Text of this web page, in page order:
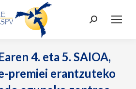
Search:
4. eta 5. SAIOA,
premiei erantzuteko